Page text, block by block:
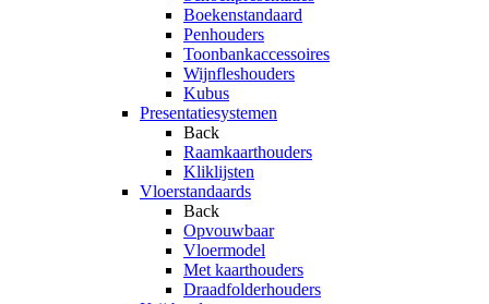
Boekenstandaard
Penhouders
Toonbankaccessoires
Wijnfleshouders
Kubus
Presentatiesystemen
Back
Raamkaarthouders
Kliklijsten
Vloerstandaards
Back
Opvouwbaar
Vloermodel
Met kaarthouders
Draadfolderhouders